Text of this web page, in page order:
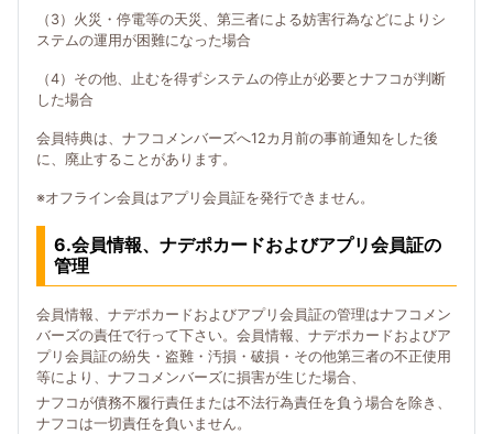
（3）火災・停電等の天災、第三者による妨害行為などによりシ
ステムの運用が困難になった場合
（4）その他、止むを得ずシステムの停止が必要とナフコが判断
した場合
会員特典は、ナフコメンバーズへ12カ月前の事前通知をした後
に、廃止することがあります。
※オフライン会員はアプリ会員証を発行できません。
6.会員情報、ナデポカードおよびアプリ会員証の
管理
会員情報、ナデポカードおよびアプリ会員証の管理はナフコメン
バーズの責任で行って下さい。会員情報、ナデポカードおよびア
プリ会員証の紛失・盗難・汚損・破損・その他第三者の不正使用
等により、ナフコメンバーズに損害が生じた場合、
ナフコが債務不履行責任または不法行為責任を負う場合を除き、
ナフコは一切責任を負いません。